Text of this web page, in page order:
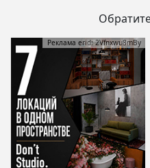
Реклама erid: 2Vfnxwu8mBy